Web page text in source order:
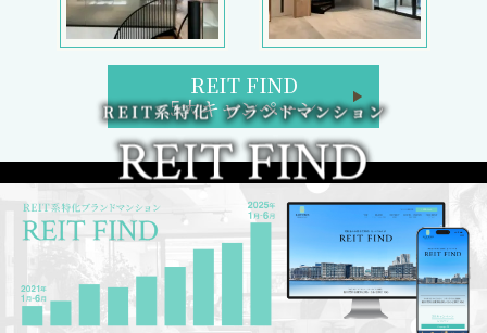
REIT FIND
5大キャンペーン